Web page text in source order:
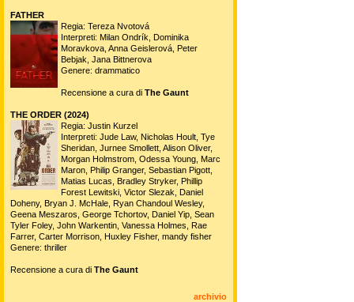
FATHER
Regia: Tereza Nvotová
Interpreti: Milan Ondrík, Dominika
Moravkova, Anna Geislerová, Peter
Bebjak, Jana Bittnerova
Genere: drammatico
Recensione a cura di The Gaunt
THE ORDER (2024)
Regia: Justin Kurzel
Interpreti: Jude Law, Nicholas Hoult, Tye
Sheridan, Jurnee Smollett, Alison Oliver,
Morgan Holmstrom, Odessa Young, Marc
Maron, Philip Granger, Sebastian Pigott,
Matias Lucas, Bradley Stryker, Phillip
Forest Lewitski, Victor Slezak, Daniel
Doheny, Bryan J. McHale, Ryan Chandoul Wesley,
Geena Meszaros, George Tchortov, Daniel Yip, Sean
Tyler Foley, John Warkentin, Vanessa Holmes, Rae
Farrer, Carter Morrison, Huxley Fisher, mandy fisher
Genere: thriller
Recensione a cura di The Gaunt
archivio